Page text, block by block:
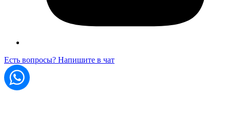
Есть вопросы? Напишите в чат